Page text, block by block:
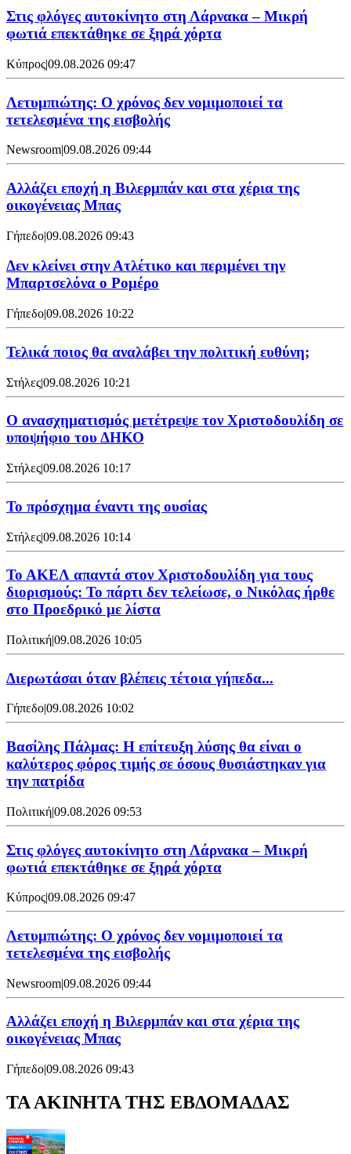
Στις φλόγες αυτοκίνητο στη Λάρνακα – Μικρή
φωτιά επεκτάθηκε σε ξηρά χόρτα
Κύπρος|09.08.2026 09:47
Λετυμπιώτης: Ο χρόνος δεν νομιμοποιεί τα
τετελεσμένα της εισβολής
Newsroom|09.08.2026 09:44
Aλλάζει εποχή η Βιλερμπάν και στα χέρια της
οικογένειας Μπας
Γήπεδο|09.08.2026 09:43
Δεν κλείνει στην Ατλέτικο και περιμένει την
Μπαρτσελόνα ο Ρομέρο
Γήπεδο|09.08.2026 10:22
Τελικά ποιος θα αναλάβει την πολιτική ευθύνη;
Στήλες|09.08.2026 10:21
Ο ανασχηματισμός μετέτρεψε τον Χριστοδουλίδη σε
υποψήφιο του ΔΗΚΟ
Στήλες|09.08.2026 10:17
Το πρόσχημα έναντι της ουσίας
Στήλες|09.08.2026 10:14
Το ΑΚΕΛ απαντά στον Χριστοδουλίδη για τους
διορισμούς: Το πάρτι δεν τελείωσε, ο Νικόλας ήρθε
στο Προεδρικό με λίστα
Πολιτική|09.08.2026 10:05
Διερωτάσαι όταν βλέπεις τέτοια γήπεδα...
Γήπεδο|09.08.2026 10:02
Βασίλης Πάλμας: Η επίτευξη λύσης θα είναι ο
καλύτερος φόρος τιμής σε όσους θυσιάστηκαν για
την πατρίδα
Πολιτική|09.08.2026 09:53
Στις φλόγες αυτοκίνητο στη Λάρνακα – Μικρή
φωτιά επεκτάθηκε σε ξηρά χόρτα
Κύπρος|09.08.2026 09:47
Λετυμπιώτης: Ο χρόνος δεν νομιμοποιεί τα
τετελεσμένα της εισβολής
Newsroom|09.08.2026 09:44
Aλλάζει εποχή η Βιλερμπάν και στα χέρια της
οικογένειας Μπας
Γήπεδο|09.08.2026 09:43
ΤΑ ΑΚΙΝΗΤΑ ΤΗΣ ΕΒΔΟΜΑΔΑΣ